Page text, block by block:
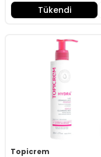
Tükendi
Topicrem